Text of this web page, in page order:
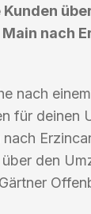
nach
nach
für deinen
den